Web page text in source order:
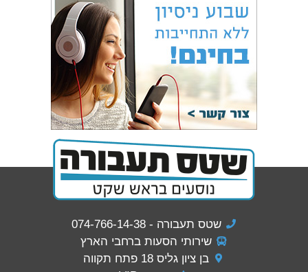
שטס תעבורה - 074-766-14-38
שירותי הסעות ברחבי הארץ
בן ציון גליס 18 פתח תקווה